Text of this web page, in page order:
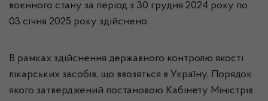
воєнного стану за період з 30 грудня 2024 року по
03 січня 2025 року здійснено.
В рамках здійснення державного контролю якості
лікарських засобів, що ввозяться в Україну, Порядок
якого затверджений постановою Кабінету Міністрів